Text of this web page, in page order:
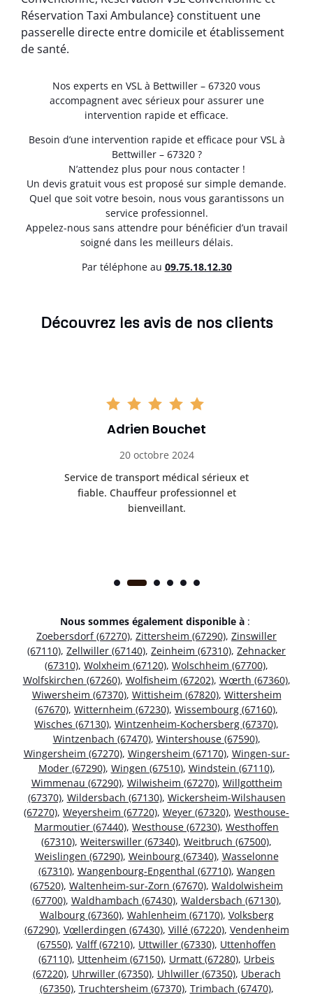
Réservation Taxi Ambulance} constituent une
passerelle directe entre domicile et établissement
de santé.
Nos experts en VSL à Bettwiller – 67320 vous
accompagnent avec sérieux pour assurer une
intervention rapide et efficace.
Besoin d’une intervention rapide et efficace pour VSL à
Bettwiller – 67320 ?
N’attendez plus pour nous contacter !
Un devis gratuit vous est proposé sur simple demande.
Quel que soit votre besoin, nous vous garantissons un
service professionnel.
Appelez-nous sans attendre pour bénéficier d’un travail
soigné dans les meilleurs délais.
Par téléphone au 09.75.18.12.30
Découvrez les avis de nos clients
Adrien Bouchet
20 octobre 2024
Service de transport médical sérieux et
fiable. Chauffeur professionnel et
bienveillant.
Nous sommes également disponible à :
Zoebersdorf (67270), Zittersheim (67290), Zinswiller
(67110), Zellwiller (67140), Zeinheim (67310), Zehnacker
(67310), Wolxheim (67120), Wolschheim (67700),
Wolfskirchen (67260), Wolfisheim (67202), Wœrth (67360),
Wiwersheim (67370), Wittisheim (67820), Wittersheim
(67670), Witternheim (67230), Wissembourg (67160),
Wisches (67130), Wintzenheim-Kochersberg (67370),
Wintzenbach (67470), Wintershouse (67590),
Wingersheim (67270), Wingersheim (67170), Wingen-sur-
Moder (67290), Wingen (67510), Windstein (67110),
Wimmenau (67290), Wilwisheim (67270), Willgottheim
(67370), Wildersbach (67130), Wickersheim-Wilshausen
(67270), Weyersheim (67720), Weyer (67320), Westhouse-
Marmoutier (67440), Westhouse (67230), Westhoffen
(67310), Weiterswiller (67340), Weitbruch (67500),
Weislingen (67290), Weinbourg (67340), Wasselonne
(67310), Wangenbourg-Engenthal (67710), Wangen
(67520), Waltenheim-sur-Zorn (67670), Waldolwisheim
(67700), Waldhambach (67430), Waldersbach (67130),
Walbourg (67360), Wahlenheim (67170), Volksberg
(67290), Vœllerdingen (67430), Villé (67220), Vendenheim
(67550), Valff (67210), Uttwiller (67330), Uttenhoffen
(67110), Uttenheim (67150), Urmatt (67280), Urbeis
(67220), Uhrwiller (67350), Uhlwiller (67350), Uberach
(67350), Truchtersheim (67370), Trimbach (67470),